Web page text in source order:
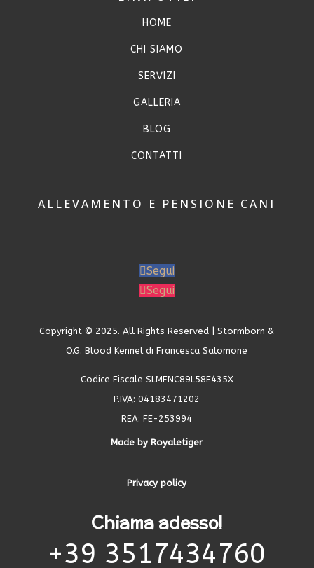
HOME
CHI SIAMO
SERVIZI
GALLERIA
BLOG
CONTATTI
ALLEVAMENTO E PENSIONE CANI
Segui
Segui
Copyright © 2025. All Rights Reserved | Stormborn &
O.G. Blood Kennel di Francesca Salomone
Codice Fiscale SLMFNC89L58E435X
P.IVA: 04183471202
REA: FE-253994
Made by Royaletiger
Privacy policy
Chiama adesso!
+39 3517434760